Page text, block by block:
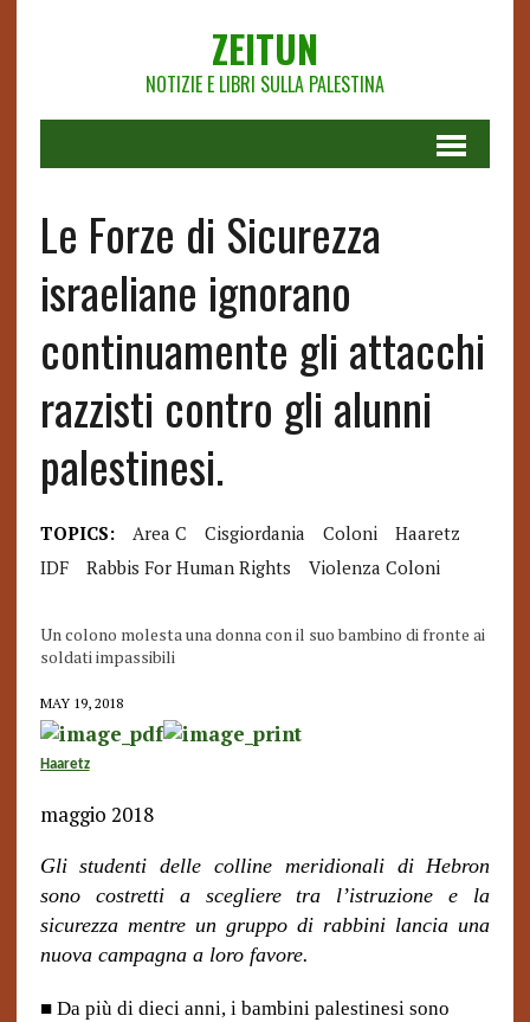
ZEITUN
NOTIZIE E LIBRI SULLA PALESTINA
Le Forze di Sicurezza
israeliane ignorano
continuamente gli attacchi
razzisti contro gli alunni
palestinesi.
TOPICS: Area C Cisgiordania Coloni
Haaretz
IDF
Rabbis For Human Rights Violenza Coloni
Un colono molesta una donna con il suo bambino di fronte ai
soldati impassibili
MAY 19, 2018
Haaretz
maggio 2018
Gli studenti delle colline meridionali di Hebron
sono costretti a scegliere tra l’istruzione e la
sicurezza mentre un gruppo di rabbini lancia una
nuova campagna a loro favore.
■ Da più di dieci anni, i bambini palestinesi sono